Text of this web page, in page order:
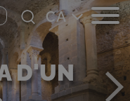
Select
your
language